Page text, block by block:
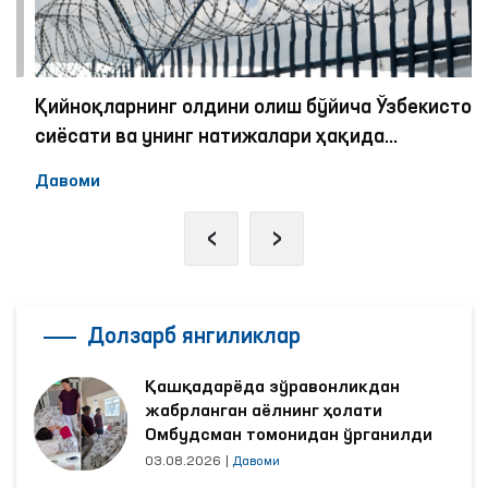
Қийноқларнинг олдини олиш бўйича Ўзбекистон
сиёсати ва унинг натижалари ҳақида
Давоми
‹ ›
Долзарб янгиликлар
Қашқадарёда зўравонликдан
жабрланган аёлнинг ҳолати
Омбудсман томонидан ўрганилди
03.08.2026 Давоми